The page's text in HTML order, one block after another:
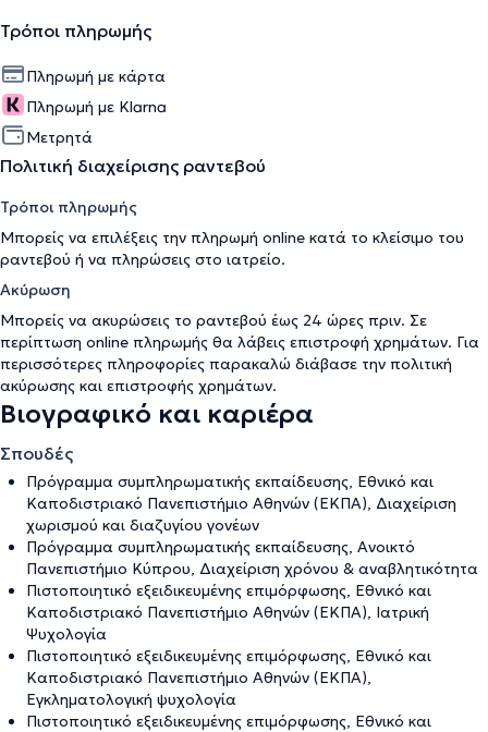
Τρόποι πληρωμής
Πληρωμή με κάρτα
Πληρωμή με Klarna
Μετρητά
Πολιτική διαχείρισης ραντεβού
Τρόποι πληρωμής
Μπορείς να επιλέξεις την πληρωμή online κατά το κλείσιμο του
ραντεβού ή να πληρώσεις στο ιατρείο.
Ακύρωση
Μπορείς να ακυρώσεις το ραντεβού έως 24 ώρες πριν. Σε
περίπτωση online πληρωμής θα λάβεις επιστροφή χρημάτων. Για
περισσότερες πληροφορίες παρακαλώ διάβασε την πολιτική
ακύρωσης και επιστροφής χρημάτων.
Βιογραφικό και καριέρα
Σπουδές
Πρόγραμμα συμπληρωματικής εκπαίδευσης, Εθνικό και
Καποδιστριακό Πανεπιστήμιο Αθηνών (ΕΚΠΑ), Διαχείριση
χωρισμού και διαζυγίου γονέων
Πρόγραμμα συμπληρωματικής εκπαίδευσης, Ανοικτό
Πανεπιστήμιο Κύπρου, Διαχείριση χρόνου & αναβλητικότητα
Πιστοποιητικό εξειδικευμένης επιμόρφωσης, Εθνικό και
Καποδιστριακό Πανεπιστήμιο Αθηνών (ΕΚΠΑ), Ιατρική
Ψυχολογία
Πιστοποιητικό εξειδικευμένης επιμόρφωσης, Εθνικό και
Καποδιστριακό Πανεπιστήμιο Αθηνών (ΕΚΠΑ),
Εγκληματολογική ψυχολογία
Πιστοποιητικό εξειδικευμένης επιμόρφωσης, Εθνικό και